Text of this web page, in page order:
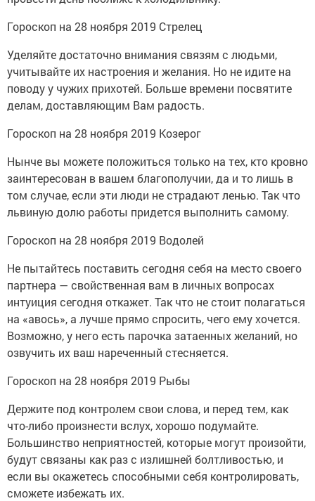
Гороскоп на 28 ноября 2019 Стрелец
Уделяйте достаточно внимания связям с людьми,
учитывайте их настроения и желания. Но не идите на
поводу у чужих прихотей. Больше времени посвятите
делам, доставляющим Вам радость.
Гороскоп на 28 ноября 2019 Козерог
Нынче вы можете положиться только на тех, кто кровно
заинтересован в вашем благополучии, да и то лишь в
том случае, если эти люди не страдают ленью. Так что
львиную долю работы придется выполнить самому.
Гороскоп на 28 ноября 2019 Водолей
Не пытайтесь поставить сегодня себя на место своего
партнера — свойственная вам в личных вопросах
интуиция сегодня откажет. Так что не стоит полагаться
на «авось», а лучше прямо спросить, чего ему хочется.
Возможно, у него есть парочка затаенных желаний, но
озвучить их ваш нареченный стесняется.
Гороскоп на 28 ноября 2019 Рыбы
Держите под контролем свои слова, и перед тем, как
что-либо произнести вслух, хорошо подумайте.
Большинство неприятностей, которые могут произойти,
будут связаны как раз с излишней болтливостью, и
если вы окажетесь способными себя контролировать,
сможете избежать их.